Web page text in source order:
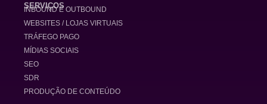
SERVIÇOS
INBOUND E OUTBOUND
WEBSITES / LOJAS VIRTUAIS
TRÁFEGO PAGO
MÍDIAS SOCIAIS
SEO
SDR
PRODUÇÃO DE CONTEÚDO